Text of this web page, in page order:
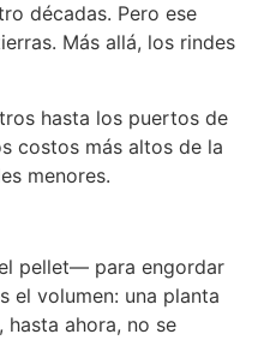
décadas. Pero ese
Más allá, los rindes
hasta los puertos de
costos más altos de la
menores.
pellet— para engordar
el volumen: una planta
ahora, no se